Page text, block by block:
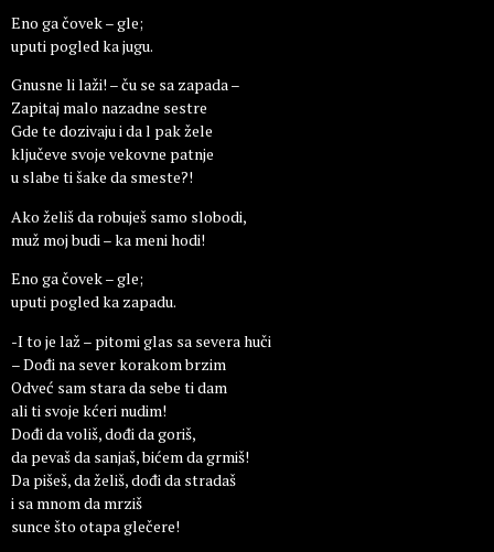
Eno ga čovek – gle;
uputi pogled ka jugu.
Gnusne li laži! – ču se sa zapada –
Zapitaj malo nazadne sestre
Gde te dozivaju i da l pak žele
ključeve svoje vekovne patnje
u slabe ti šake da smeste?!
Ako želiš da robuješ samo slobodi,
muž moj budi – ka meni hodi!
Eno ga čovek – gle;
uputi pogled ka zapadu.
-I to je laž – pitomi glas sa severa huči
– Dođi na sever korakom brzim
Odveć sam stara da sebe ti dam
ali ti svoje kćeri nudim!
Dođi da voliš, dođi da goriš,
da pevaš da sanjaš, bićem da grmiš!
Da pišeš, da želiš, dođi da stradaš
i sa mnom da mrziš
sunce što otapa glečere!